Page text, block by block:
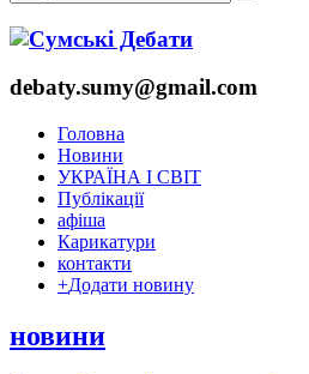
debaty.sumy@gmail.com
Головна
Новини
УКРАЇНА І СВІТ
Публікації
афіша
Карикатури
контакти
+Додати новину
новини